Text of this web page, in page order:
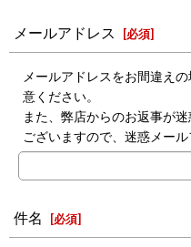
メールアドレス [必須]
メールアドレスをお間違え
意ください。
また、弊店からのお返事が
ございますので、迷惑メー
件名 [必須]